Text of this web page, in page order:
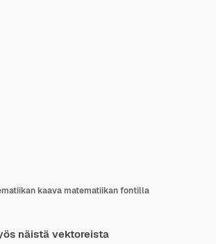
kaava matematiikan fontilla
näistä vektoreista